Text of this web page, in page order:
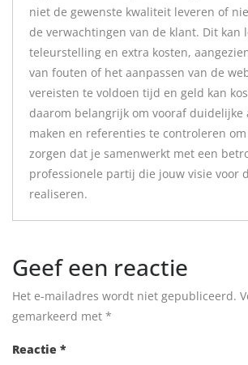
niet de gewenste kwaliteit leveren of
de verwachtingen van de klant. Dit kan
teleurstelling en extra kosten,
van fouten of het aanpassen van de
vereisten te voldoen tijd en geld kan
daarom belangrijk om vooraf duidelijke
maken en referenties te controleren
zorgen dat je samenwerkt met een
professionele partij die jouw visie voor
realiseren.
Geef een reactie
Het e-mailadres wordt niet gepubliceerd.
gemarkeerd met *
Reactie *